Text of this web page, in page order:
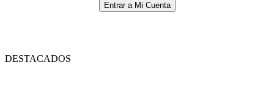
Entrar a Mi Cuenta
DESTACADOS